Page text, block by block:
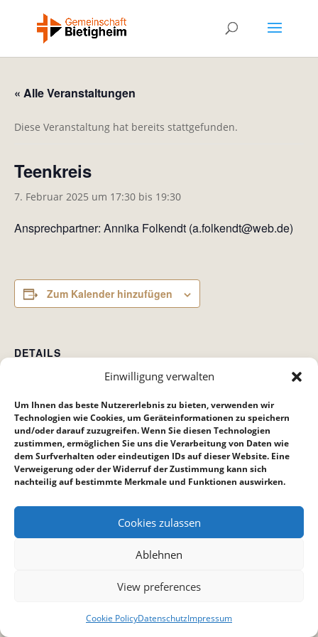
Einwilligung verwalten
Um Ihnen das beste Nutzererlebnis zu bieten, verwenden wir
Technologien wie Cookies, um Geräteinformationen zu speichern
und/oder darauf zuzugreifen. Wenn Sie diesen Technologien
zustimmen, ermöglichen Sie uns die Verarbeitung von Daten wie
dem Surfverhalten oder eindeutigen IDs auf dieser Website. Eine
Verweigerung oder der Widerruf der Zustimmung kann sich
nachteilig auf bestimmte Merkmale und Funktionen auswirken.
Cookies zulassen
Ablehnen
View preferences
Cookie PolicyDatenschutzImpressum
« Alle Veranstaltungen
Diese Veranstaltung hat bereits stattgefunden.
Teenkreis
7. Februar 2025 um 17:30 bis 19:30
Ansprechpartner: Annika Folkendt (a.folkendt@web.de)
Zum Kalender hinzufügen
DETAILS
Zeit:
17:30 bis 19:30
Hauskreis Ankerplatz Jugendkreis